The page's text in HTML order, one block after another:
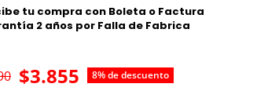
tu compra con Boleta o Factura
2 años por Falla de Fabrica
$3.855 8% de descuento